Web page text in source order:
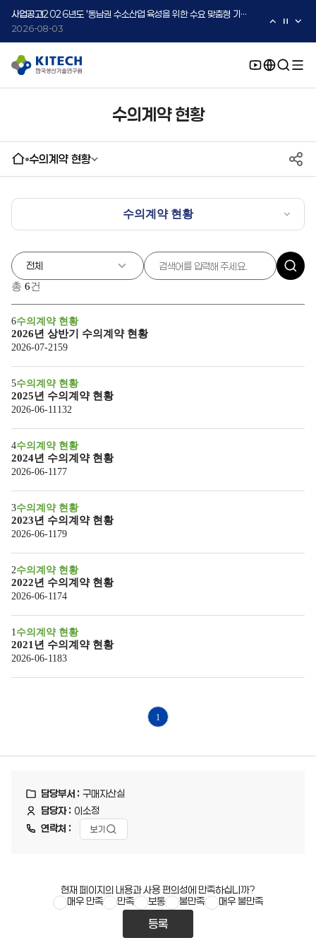
사업공고 2026년도 '동남권 수소산업 육성을 위한 수요 맞춤형 기술지원 사업' 수요기업 2차 모집 공고
2026-08-03
사업공고 2026년도 중소·중견기업 글로벌 시장 진출을 위한 K-Convergence 글로벌 시험·실증 지원 프로그램 모집공고(2차)
2026-08-03
수의계약 현황
수의계약 현황
수의계약 현황
총 6건
6수의계약 현황
2026년 상반기 수의계약 현황
2026-07-2159
5수의계약 현황
2025년 수의계약 현황
2026-06-11132
4수의계약 현황
2024년 수의계약 현황
2026-06-1177
3수의계약 현황
2023년 수의계약 현황
2026-06-1179
2수의계약 현황
2022년 수의계약 현황
2026-06-1174
1수의계약 현황
2021년 수의계약 현황
2026-06-1183
1
담당부서 : 구매자산실
담당자 : 이소정
연락처 :
보기
현재 페이지의 내용과 사용 편의성에 만족하십니까?
매우 만족
만족 보통 불만족 매우 불만족
등록